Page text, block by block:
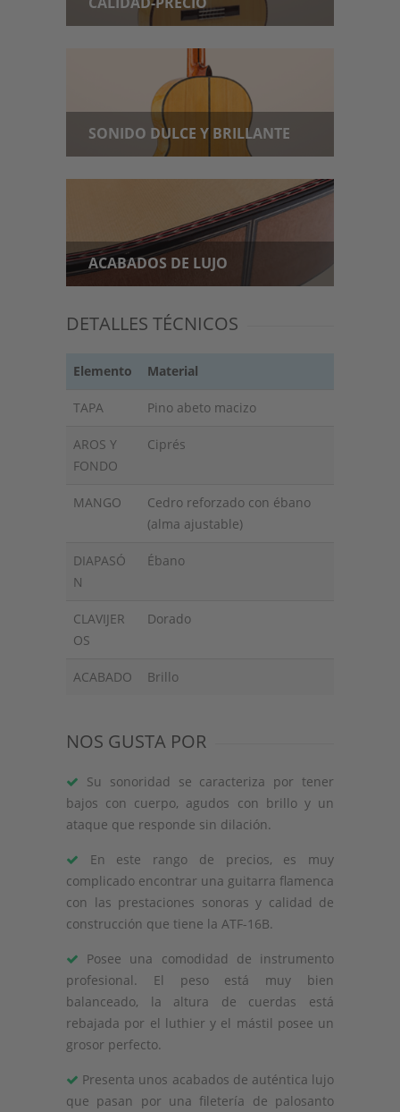
SONIDO DULCE Y BRILLANTE
ACABADOS DE LUJO
DETALLES TÉCNICOS
Elemento Material
TAPA Pino abeto macizo
AROS Y
FONDO
Ciprés
MANGO
Cedro reforzado con ébano
(alma ajustable)
DIAPASÓ
N
Ébano
CLAVIJER
OS
Dorado
ACABADO Brillo
NOS GUSTA POR
Su sonoridad se caracteriza por tener
bajos con cuerpo, agudos con brillo y un
ataque que responde sin dilación.
En este rango de precios, es muy
complicado encontrar una guitarra flamenca
con las prestaciones sonoras y calidad de
construcción que tiene la ATF-16B.
Posee una comodidad de instrumento
profesional. El peso está muy bien
balanceado, la altura de cuerdas está
rebajada por el luthier y el mástil posee un
grosor perfecto.
Presenta unos acabados de auténtica lujo
que pasan por una filetería de palosanto